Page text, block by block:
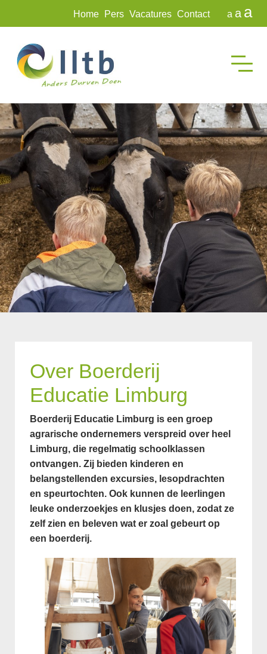
Home Pers Vacatures Contact a a a
Over Boerderij
Educatie Limburg
Boerderij Educatie Limburg is een groep
agrarische ondernemers verspreid over heel
Limburg, die regelmatig schoolklassen
ontvangen. Zij bieden kinderen en
belangstellenden excursies, lesopdrachten
en speurtochten. Ook kunnen de leerlingen
leuke onderzoekjes en klusjes doen, zodat ze
zelf zien en beleven wat er zoal gebeurt op
een boerderij.